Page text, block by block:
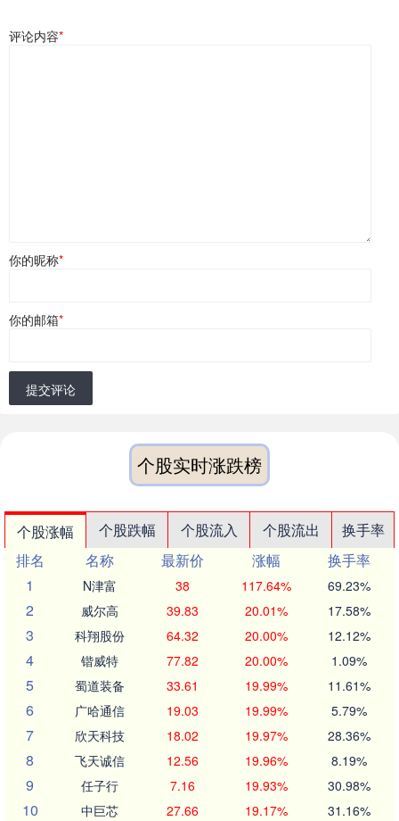
评论内容*
你的昵称*
你的邮箱*
提交评论
个股实时涨跌榜
个股涨幅 个股跌幅 个股流入 个股流出
换手率
排名
名称 最新价 涨幅
换手率
1
N津富 38 117.64% 69.23%
2 威尔高 39.83 20.01% 17.58%
3 科翔股份 64.32 20.00% 12.12%
4 锴威特 77.82 20.00% 1.09%
5 蜀道装备 33.61 19.99% 11.61%
6 广哈通信 19.03 19.99% 5.79%
7 欣天科技 18.02 19.97% 28.36%
8 飞天诚信 12.56 19.96% 8.19%
9 任子行 7.16 19.93% 30.98%
10 中巨芯 27.66 19.17% 31.16%